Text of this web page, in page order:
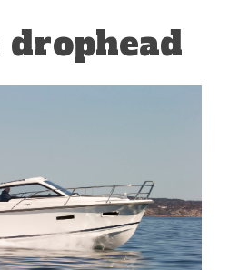
drophead